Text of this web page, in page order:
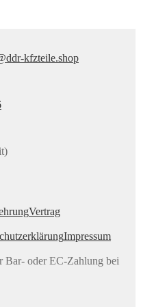
kfzteile.shop
Vertrag
Impressum
Bar- oder EC-Zahlung bei